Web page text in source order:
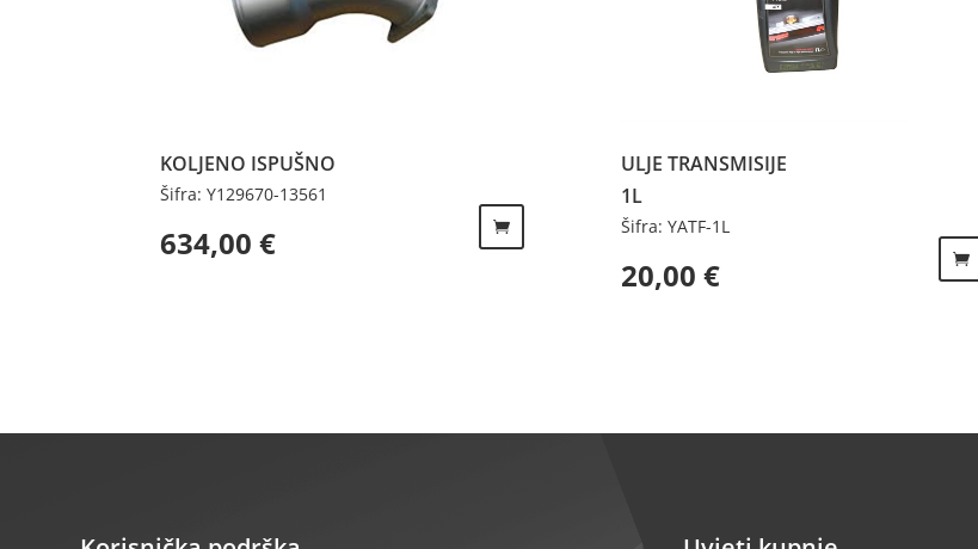
KOLJENO ISPUŠNO
Šifra: Y129670-13561
634,00€
ULJE TRANSMISIJE
1L
Šifra: YATF-1L
20,00 €